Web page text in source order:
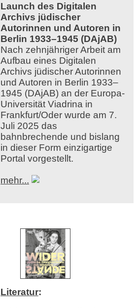
Launch des Digitalen
Archivs jüdischer
Autorinnen und Autoren in
Berlin 1933–1945 (DAjAB)
Nach zehnjähriger Arbeit am
Aufbau eines Digitalen
Archivs jüdischer Autorinnen
und Autoren in Berlin 1933–
1945 (DAjAB) an der Europa-
Universität Viadrina in
Frankfurt/Oder wurde am 7.
Juli 2025 das
bahnbrechende und bislang
in dieser Form einzigartige
Portal vorgestellt.
mehr...
Literatur: